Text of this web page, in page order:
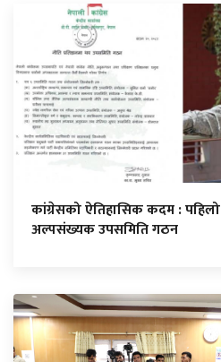
कांग्रेसको ऐतिहासिक कदम :
अल्पसंख्यक उपसमिति गठन